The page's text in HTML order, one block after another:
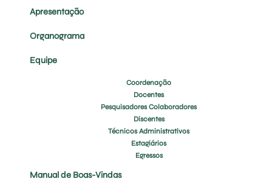
Apresentação
Organograma
Equipe
Coordenação
Docentes
Pesquisadores Colaboradores
Discentes
Técnicos Administrativos
Estagiários
Egressos
Manual de Boas-Vindas